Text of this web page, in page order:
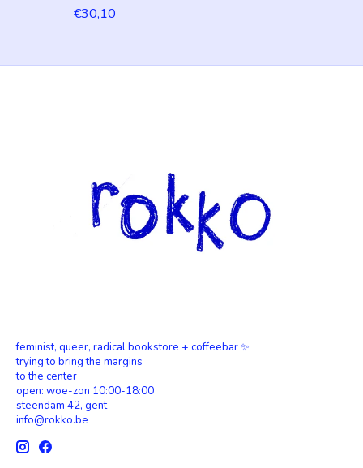
€30,10
feminist, queer, radical bookstore + coffeebar ✨
trying to bring the margins
to the center
open: woe-zon 10:00-18:00
steendam 42, gent
info@rokko.be